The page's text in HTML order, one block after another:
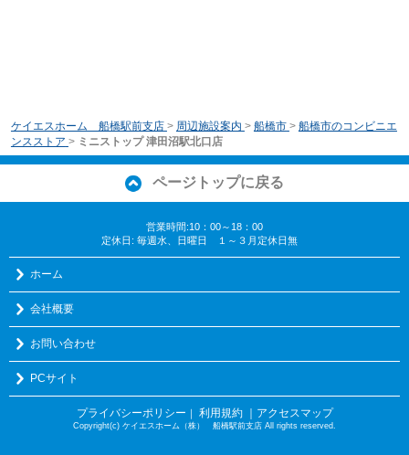
ケイエスホーム 船橋駅前支店 > 周辺施設案内 > 船橋市 > 船橋市のコンビニエ
ンスストア > ミニストップ 津田沼駅北口店
ページトップに戻る
営業時間:10：00～18：00
定休日: 毎週水、日曜日 １～３月定休日無
ホーム
会社概要
お問い合わせ
PCサイト
プライバシーポリシー ｜ 利用規約 ｜アクセスマップ
Copyright(c) ケイエスホーム（株） 船橋駅前支店 All rights reserved.